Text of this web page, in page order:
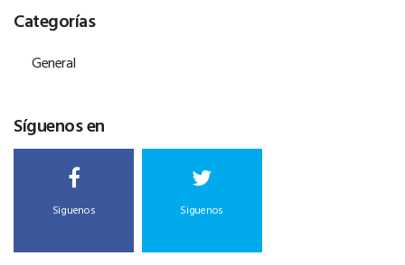
Categorías
General
Síguenos en
Siguenos Siguenos